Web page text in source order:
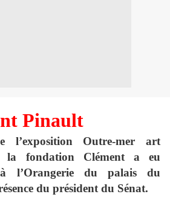
Pinault
l’exposition Outre-mer art
la fondation Clément a eu
l’Orangerie du palais du
du président du Sénat.